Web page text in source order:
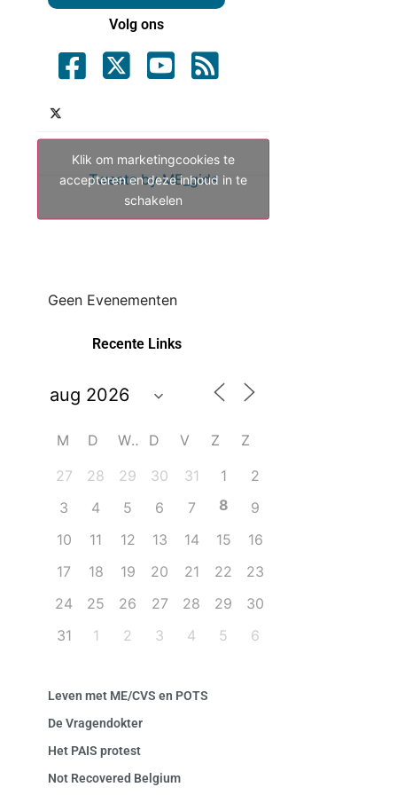
Volg ons
Tweets by ME_gids
Klik om marketingcookies te
accepteren en deze inhoud in te
schakelen
Geen Evenementen
Recente Links
M D W D V Z
Z
27
28 29 30 31 1
2
3
4 5 6 7 8
9
10
11 12 13 14 15
16
17
18 19 20 21 22
23
24
25 26 27 28 29
30
31
1 2 3 4 5 6
Leven met ME/CVS en POTS
De Vragendokter
Het PAIS protest
Not Recovered Belgium